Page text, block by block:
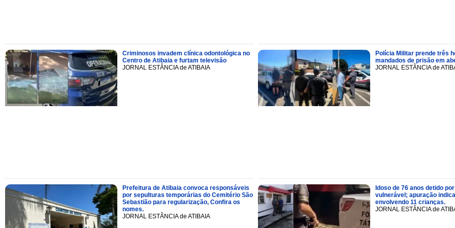
Criminosos invadem clínica odontológica no
Centro de Atibaia e furtam televisão
JORNAL ESTÂNCIA de ATIBAIA
Polícia Militar prende três
mandados de prisão em
JORNAL ESTÂNCIA de
Prefeitura de Atibaia convoca responsáveis
por sepulturas temporárias do Cemitério São
Sebastião para regularização, Confira os
nomes.
JORNAL ESTÂNCIA de ATIBAIA
Idoso de 76 anos detido
vulnerável; apuração
envolvendo 11 crianças.
JORNAL ESTÂNCIA de